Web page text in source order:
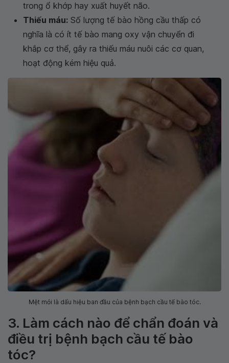
trong ổ khớp hay xuất huyết não.
Thiếu máu: Số lượng tế bào hồng cầu thấp có
nghĩa là có ít tế bào mang oxy vận chuyển đi
khắp cơ thể, gây ra thiếu máu nuôi các cơ quan,
hoạt động kém hiệu quả.
Mệt mỏi là dấu hiệu ban đầu của bệnh bạch cầu tế bào tóc.
3. Làm cách nào để chẩn đoán và
điều trị bệnh bạch cầu tế bào
tóc?